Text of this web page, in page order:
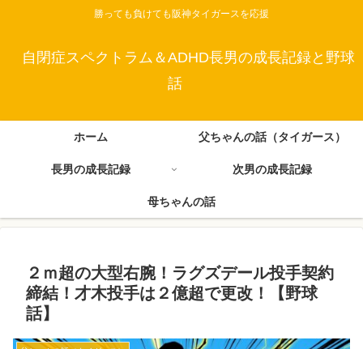
勝っても負けても阪神タイガースを応援
自閉症スペクトラム＆ADHD長男の成長記録と野球
話
ホーム 父ちゃんの話（タイガース）
長男の成長記録 次男の成長記録
母ちゃんの話
２ｍ超の大型右腕！ラグズデール投手契約
締結！才木投手は２億超で更改！【野球
話】